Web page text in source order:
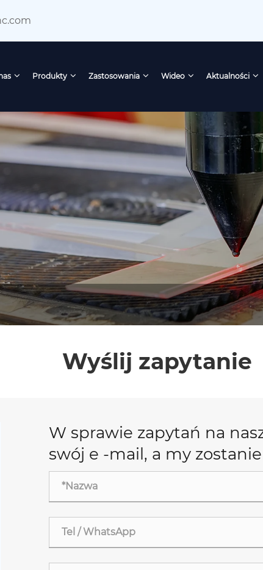
Produkty Zastosowania Wideo Aktualności
Wyślij zapytanie
W sprawie zapytań na
swój e -mail, a my